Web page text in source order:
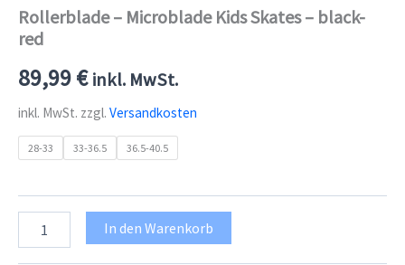
Rollerblade – Microblade Kids Skates – black-
red
89,99€ inkl. MwSt.
inkl. MwSt. zzgl. Versandkosten
28-33 33-36.5 36.5-40.5
In den Warenkorb